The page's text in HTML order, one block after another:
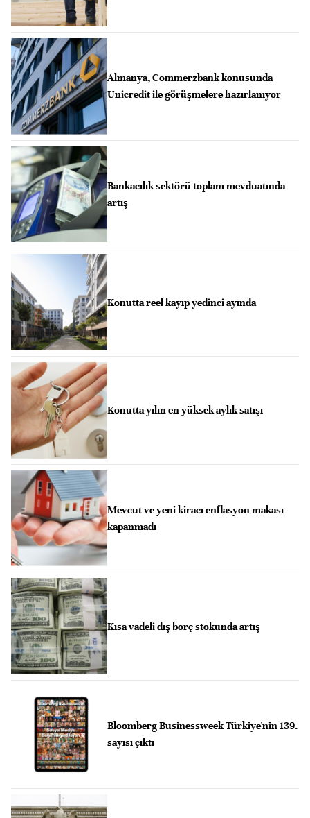
Almanya, Commerzbank konusunda
Unicredit ile görüşmelere hazırlanıyor
Bankacılık sektörü toplam mevduatında
artış
Konutta reel kayıp yedinci ayında
Konutta yılın en yüksek aylık satışı
Mevcut ve yeni kiracı enflasyon makası
kapanmadı
Kısa vadeli dış borç stokunda artış
Bloomberg Businessweek Türkiye'nin 139.
sayısı çıktı